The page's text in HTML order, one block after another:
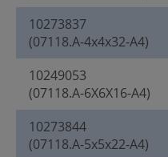
10273837
(07118.A-4x4x32-A4)
10249053
(07118.A-6X6X16-A4)
10273844
(07118.A-5x5x22-A4)